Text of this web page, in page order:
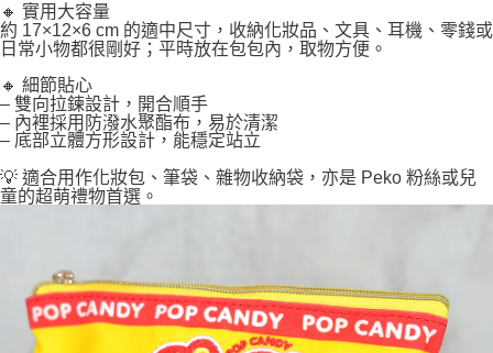
🔸 實用大容量
約 17×12×6 cm 的適中尺寸，收納化妝品、文具、耳機、零錢或
日常小物都很剛好；平時放在包包內，取物方便。
🔸 細節貼心
– 雙向拉鍊設計，開合順手
– 內裡採用防潑水聚酯布，易於清潔
– 底部立體方形設計，能穩定站立
💡 適合用作化妝包、筆袋、雜物收納袋，亦是 Peko 粉絲或兒
童的超萌禮物首選。